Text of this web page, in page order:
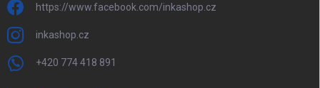
https://www.facebook.com/inkashop.cz
inkashop.cz
+420 774 418 891